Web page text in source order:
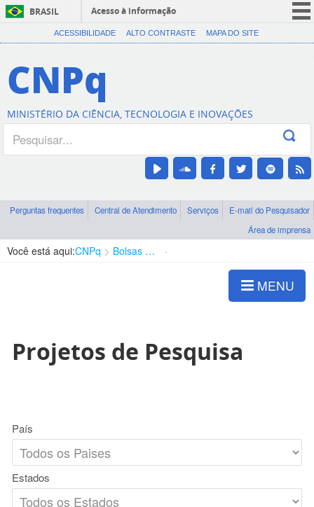
BRASIL
Acesso à informação
CORONAVÍRUS (COVID-19)
Canais
ACESSIBILIDADE ALTO CONTRASTE MAPA DO SITE
CNPq
MINISTÉRIO DA CIÊNCIA, TECNOLOGIA E INOVAÇÕES
Perguntas frequentes Central de Atendimento Serviços
E-mail do Pesquisador
Área de imprensa
Você está aqui:CNPq Bolsas e Auxílios Vigentes
MENU
Projetos de Pesquisa
País
Estados